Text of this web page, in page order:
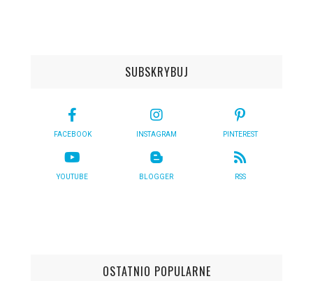
SUBSKRYBUJ
FACEBOOK INSTAGRAM PINTEREST
YOUTUBE BLOGGER RSS
OSTATNIO POPULARNE